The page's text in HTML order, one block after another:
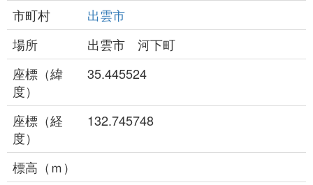
市町村
出雲市
場所
出雲市 河下町
座標（緯
度）
35.445524
座標（経
度）
132.745748
標高（ｍ）